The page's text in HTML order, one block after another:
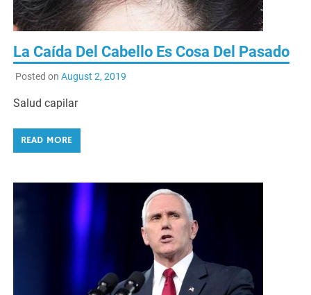
La Caída Del Cabello Es Cosa Del Pasado
Posted on August 2, 2019
Salud capilar
READ MORE